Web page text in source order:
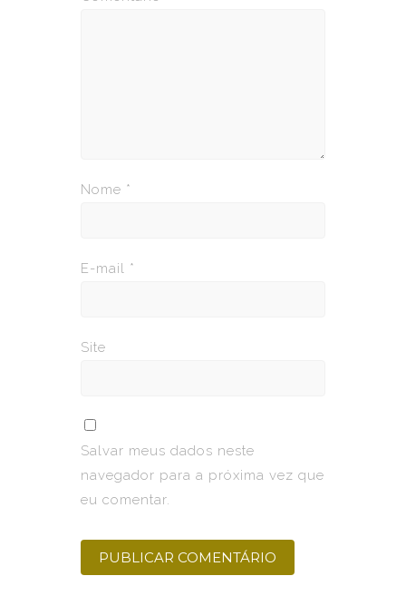
Nome *
E-mail *
Site
Salvar meus dados neste
navegador para a próxima vez que
eu comentar.